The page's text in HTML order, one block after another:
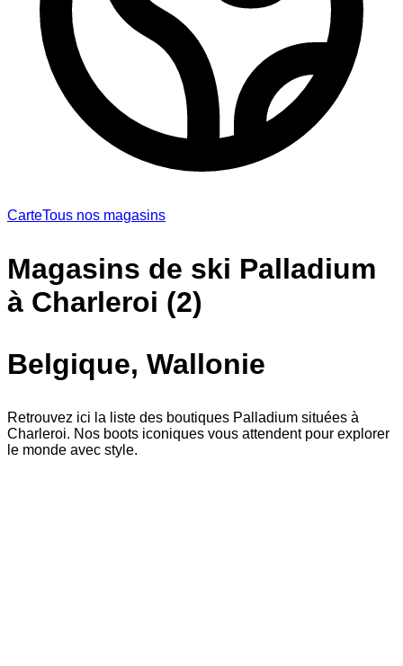
CarteTous nos magasins
Magasins de ski Palladium
à Charleroi (2)
Belgique, Wallonie
Retrouvez ici la liste des boutiques Palladium situées à
Charleroi. Nos boots iconiques vous attendent pour explorer
le monde avec style.